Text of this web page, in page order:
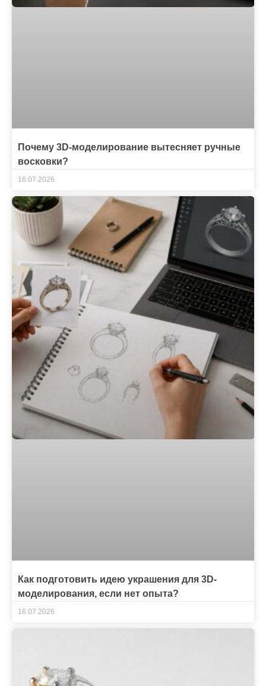
Почему 3D-моделирование вытесняет ручные
восковки?
16.07.2026
Как подготовить идею украшения для 3D-
моделирования, если нет опыта?
16.07.2026